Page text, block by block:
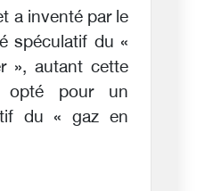
a inventé par le
spéculatif du «
», autant cette
pour un
du « gaz en